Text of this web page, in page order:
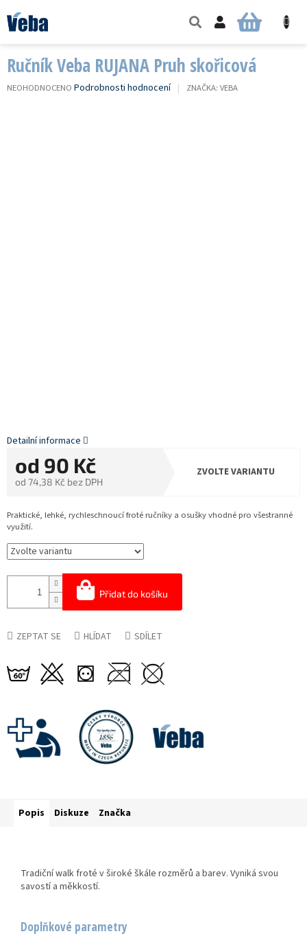
na
obsah
NÁKUPNÍ
Ručník Veba RUJANA Pruh skořicová
PRŮMĚRNÉ
NEOHODNOCENO Podrobnosti hodnocení ZNAČKA: VEBA
od 90 Kč
od 74,38 Kč bez DPH
ZVOLTE VARIANTU
Přidat do košíku
Praktické, lehké, rychleschnoucí froté ručníky a osušky vhodné pro všestranné
využití.
Detailní informace
ZEPTAT SE HLÍDAT SDÍLET
Popis Diskuze Značka
Tradiční walk froté v široké škále rozměrů a barev. Vyniká svou
savostí a měkkostí.
Doplňkové parametry